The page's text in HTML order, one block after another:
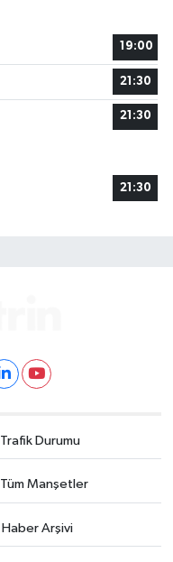
19:00
21:30
21:30
21:30
Trafik Durumu
Tüm Manşetler
Haber Arşivi